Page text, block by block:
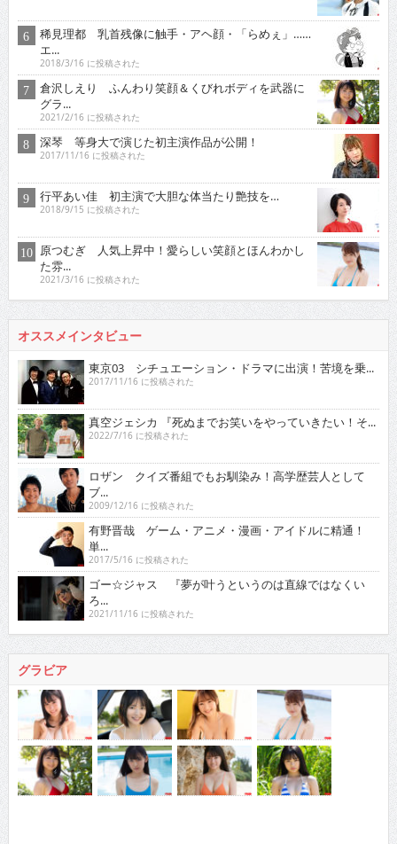
稀見理都 乳首残像に触手・アヘ顔・「らめぇ」……
エ...
2018/3/16 に投稿された
倉沢しえり ふんわり笑顔＆くびれボディを武器に
グラ...
2021/2/16 に投稿された
深琴 等身大で演じた初主演作品が公開！
2017/11/16 に投稿された
行平あい佳 初主演で大胆な体当たり艶技を…
2018/9/15 に投稿された
原つむぎ 人気上昇中！愛らしい笑顔とほんわかし
た雰...
2021/3/16 に投稿された
オススメインタビュー
東京03 シチュエーション・ドラマに出演！苦境を乗...
2017/11/16 に投稿された
真空ジェシカ 『死ぬまでお笑いをやっていきたい！そ...
2022/7/16 に投稿された
ロザン クイズ番組でもお馴染み！高学歴芸人として
ブ...
2009/12/16 に投稿された
有野晋哉 ゲーム・アニメ・漫画・アイドルに精通！
単...
2017/5/16 に投稿された
ゴー☆ジャス 『夢が叶うというのは直線ではなくい
ろ...
2021/11/16 に投稿された
グラビア